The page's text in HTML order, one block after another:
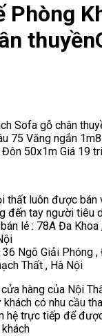
Phòng
Sofa gỗ chân
75 Văng ngắn
50x1m Giá 19
thất luôn được bán
đến tay người tiêu
lẻ : 78A Đa Khoa
Ngõ Giải Phóng
Thất , Hà Nội
hàng của Nội
khách có nhu cầu
hệ trực tiếp để